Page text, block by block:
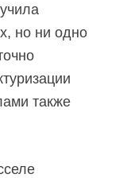
но ни одно
также